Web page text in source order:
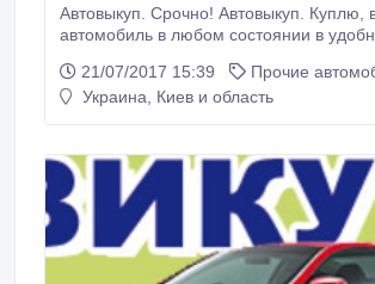
Автовыкуп. Срочно! Автовыкуп. Куплю, выкуплю
автомобиль в любом состоянии в
Автовыкуп нерастаможенных и битых
Переоформление кредитных авто. avto-
21/07/2017 15:39
Прочие
Украина, Киев и область